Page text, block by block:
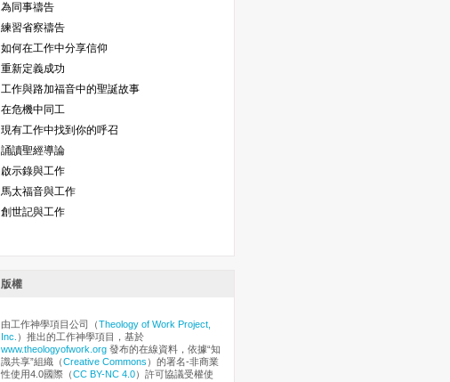
為同事禱告
練習省察禱告
如何在工作中分享信仰
重新定義成功
工作與路加福音中的聖誕故事
在危機中同工
現有工作中找到你的呼召
誦讀聖經導論
啟示錄與工作
馬太福音與工作
創世記與工作
版權
由工作神學項目公司（Theology of Work Project,
Inc. ）推出的工作神學項目，基於
www.theologyofwork.org 發布的在線資料，依據“知
識共享”組織（Creative Commons ）的署名-非商業
性使用4.0國際（CC BY-NC 4.0）許可協議受權使